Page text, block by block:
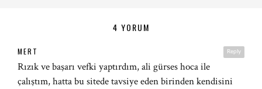
4 YORUM
Reply
MERT
Rızık ve başarı vefki yaptırdım, ali gürses hoca ile
çalıştım, hatta bu sitede tavsiye eden birinden kendisini